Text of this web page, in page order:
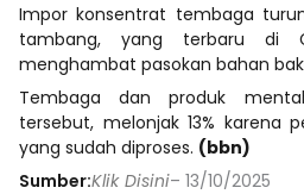
Impor konsentrat tembaga
tambang, yang terbaru di
menghambat pasokan bahan
Tembaga dan produk
tersebut, melonjak 13% karena
yang sudah diproses. (bbn)
Sumber:Klik Disini– 13/10/2025